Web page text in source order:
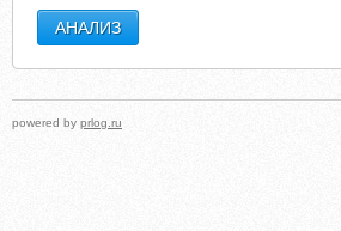
powered by prlog.ru